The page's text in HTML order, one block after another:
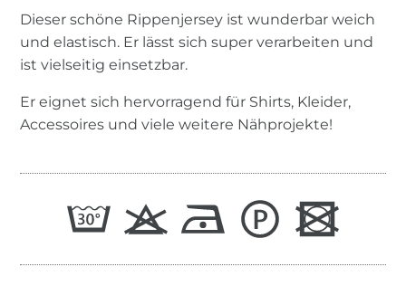
Dieser schöne Rippenjersey ist wunderbar weich
und elastisch. Er lässt sich super verarbeiten und
ist vielseitig einsetzbar.
Er eignet sich hervorragend für Shirts, Kleider,
Accessoires und viele weitere Nähprojekte!